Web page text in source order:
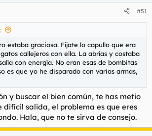
#51
estaba graciosa. Fíjate lo capullo que era
callejeros con ella. La abrías y costaba
con energía. No eran esas de bombitas
es que yo he disparado con varias armas,
y buscar el bien común, te has metio
difícil salida, el problema es que eres
Hala, que no te sirva de consejo.